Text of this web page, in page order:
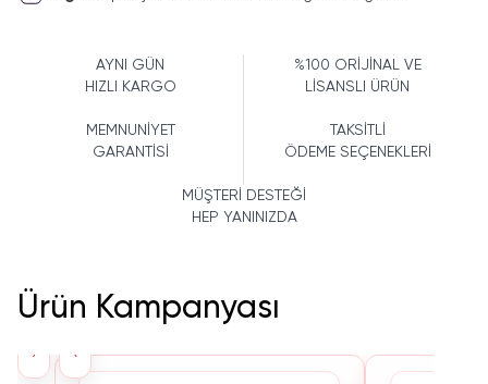
AYNI GÜN
HIZLI KARGO
%100 ORİJİNAL VE
LİSANSLI ÜRÜN
MEMNUNİYET
GARANTİSİ
TAKSİTLİ
ÖDEME SEÇENEKLERİ
MÜŞTERİ DESTEĞİ
HEP YANINIZDA
Ürün Kampanyası
‹
›